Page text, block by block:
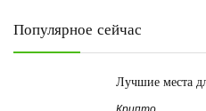
Популярное сейчас
Лучшие места